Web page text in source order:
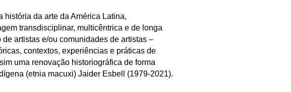
história da arte da América Latina,
transdisciplinar, multicêntrica e de longa
artistas e/ou comunidades de artistas –
contextos, experiências e práticas de
uma renovação historiográfica de forma
(etnia macuxi) Jaider Esbell (1979-2021).